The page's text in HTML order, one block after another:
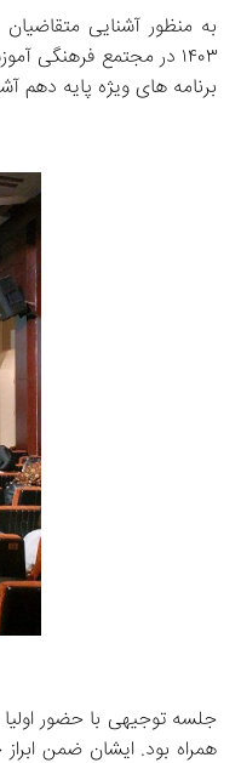
برنامه‌ های ویژه پایه دهم آشنا شوند و اطلاعات کاملی درباره مسیر تحصیلی خود در این مقطع دریافت کنند.